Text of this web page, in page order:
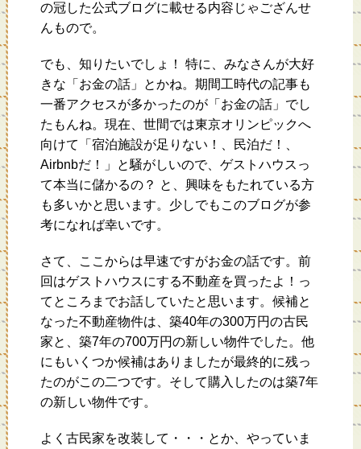
の冠した公式ブログに載せる内容じゃござんせ
んもので。
でも、知りたいでしょ！ 特に、みなさんが大好
きな「お金の話」とかね。期間工時代の記事も
一番アクセスが多かったのが「お金の話」でし
たもんね。現在、世間では東京オリンピックへ
向けて「宿泊施設が足りない！、民泊だ！、
Airbnb‎だ！」と騒がしいので、ゲストハウスっ
て本当に儲かるの？ と、興味をもたれている方
も多いかと思います。少しでもこのブログが参
考になれば幸いです。
さて、ここからは早速ですがお金の話です。前
回はゲストハウスにする不動産を買ったよ！っ
てところまでお話していたと思います。候補と
なった不動産物件は、築40年の300万円の古民
家と、築7年の700万円の新しい物件でした。他
にもいくつか候補はありましたが最終的に残っ
たのがこの二つです。そして購入したのは築7年
の新しい物件です。
よく古民家を改装して・・・とか、やっていま